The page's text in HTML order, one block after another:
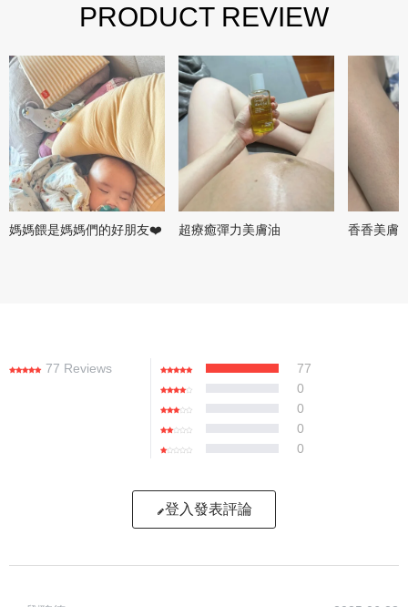
PRODUCT REVIEW
媽媽餵是媽媽們的好朋友❤️ 超療癒彈力美膚油 香香美膚
77 Reviews
77
0
0
0
0
登入發表評論